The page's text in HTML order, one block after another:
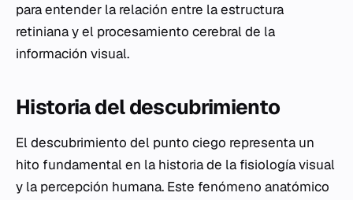
para entender la relación entre la estructura
retiniana y el procesamiento cerebral de la
información visual.
Historia del descubrimiento
El descubrimiento del punto ciego representa un
hito fundamental en la historia de la fisiología visual
y la percepción humana. Este fenómeno anatómico